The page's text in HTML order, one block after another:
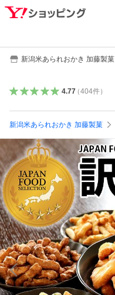
新潟米あられおかき 加藤製菓
4.77（404件）
新潟米あられおかき 加藤製菓